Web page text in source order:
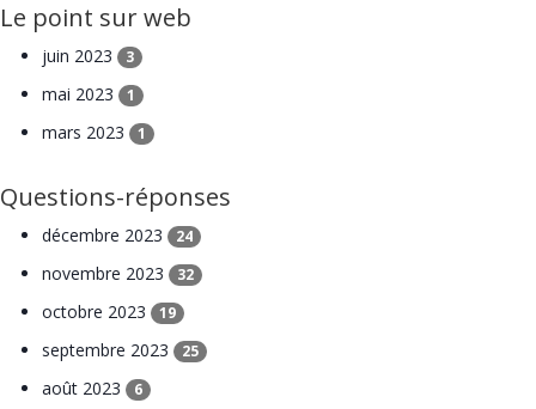
Le point sur web
juin 2023 3
mai 2023 1
mars 2023 1
Questions-réponses
décembre 2023 24
novembre 2023 32
octobre 2023 19
septembre 2023 25
août 2023 6